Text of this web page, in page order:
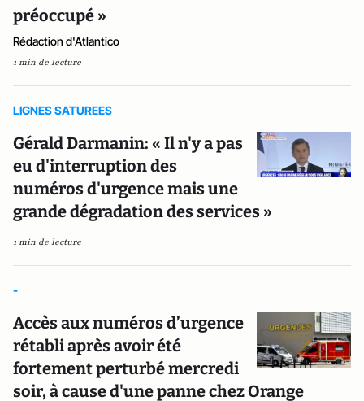
préoccupé »
Rédaction d'Atlantico
1 min de lecture
LIGNES SATUREES
Gérald Darmanin: « Il n'y a pas
eu d'interruption des
numéros d'urgence mais une
grande dégradation des services »
1 min de lecture
-
Accès aux numéros d’urgence
rétabli après avoir été
fortement perturbé mercredi
soir, à cause d'une panne chez Orange